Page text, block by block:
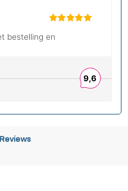
Reviews